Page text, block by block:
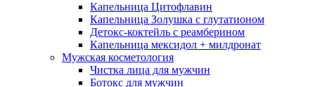
Капельница Цитофлавин
Капельница Золушка с глутатионом
Детокс-коктейль с реамберином
Капельница мексидол + милдронат
Мужская косметология
Чистка лица для мужчин
Ботокс для мужчин